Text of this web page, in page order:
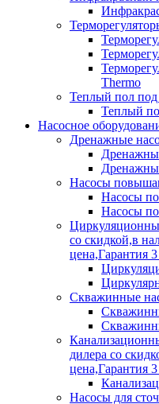
Thermo
Теплый пол под
Теплый
Насосное
Дренажные
Насосы
Насосы
Насосы
со скидкой,в
цена,Гарантия
Скважинные
дилера со
цена,Гарантия
Насосы для